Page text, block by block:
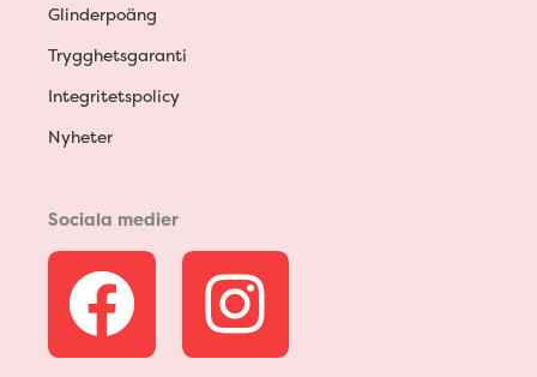
Glinderpoäng
Trygghetsgaranti
Integritetspolicy
Nyheter
Sociala medier
F
a
I
n